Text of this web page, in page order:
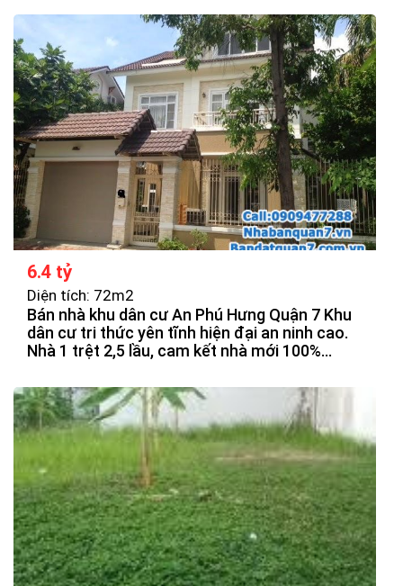
6.4 tỷ
Diện tích: 72m2
Bán nhà khu dân cư An Phú Hưng Quận 7 Khu
dân cư tri thức yên tĩnh hiện đại an ninh cao.
Nhà 1 trệt 2,5 lầu, cam kết nhà mới 100%
chắn. Các phòng được bố trí hợp lý.